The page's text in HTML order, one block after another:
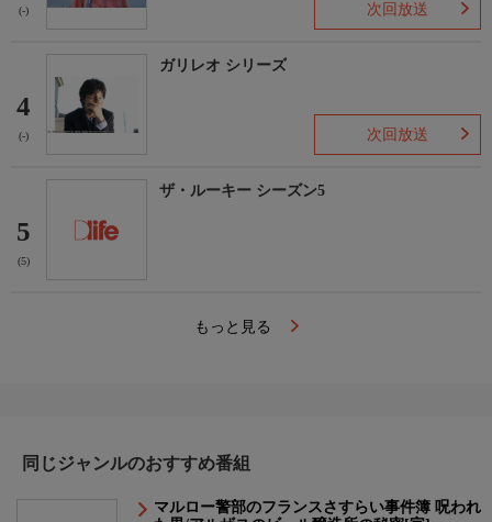
(-) 次回放送
4
(-)
ガリレオ シリーズ
次回放送
5
(5)
ザ・ルーキー シーズン5
もっと見る
同じジャンルのおすすめ番組
マルロー警部のフランスさすらい事件簿 呪われ